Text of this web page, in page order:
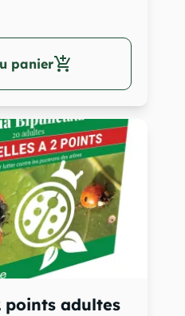
panieradd_shopping_cart
points adultes